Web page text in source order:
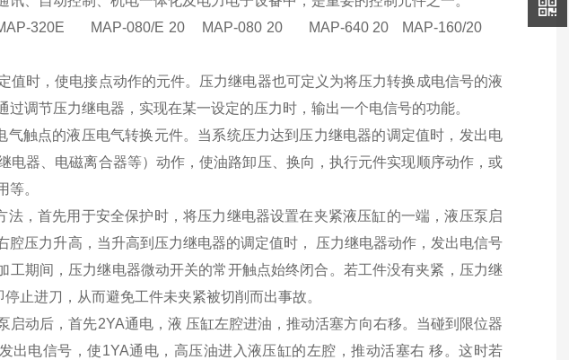
320E MAP-080/E 20 MAP-080 20 MAP-640 20 MAP-160/20
值时，使电接点动作的元件。压力继电器也可定义为将压力转换成电信号的液
调节压力继电器，实现在某一设定的压力时，输出一个电信号的功能。
触点的液压电气转换元件。当系统压力达到压力继电器的调定值时，发出电
电器、电磁离合器等）动作，使油路卸压、换向，执行元件实现顺序动作，或
等。
，首先用于安全保护时，将压力继电器设置在夹紧液压缸的一端，液压泵启
腔压力升高，当升高到压力继电器的调定值时， 压力继电器动作，发出电信号
工期间，压力继电器微动开关的常开触点始终闭合。若工件没有夹紧，压力继
止进刀，从而避免工件未夹紧被切削而出事故。
启动后，首先2YA通电，液 压缸左腔进油，推动活塞方向右移。当碰到限位器
出电信号，使1YA通电，高压油进入液压缸的左腔，推动活塞右 移。这时若